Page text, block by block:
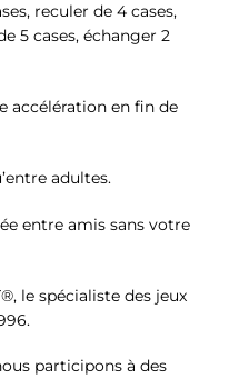
reculer de 4 cases,
5 cases, échanger 2
accélération en fin de
adultes.
entre amis sans votre
le spécialiste des jeux
participons à des